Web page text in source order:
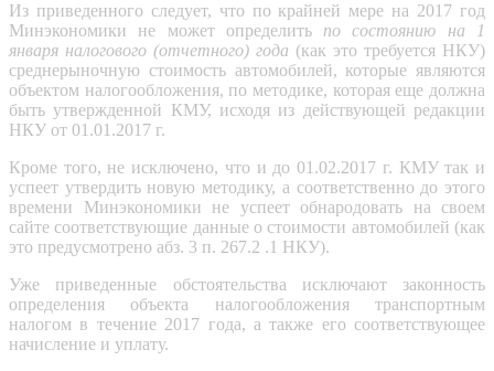
Из приведенного следует, что по крайней мере на 2017 год
Минэкономики не может определить по состоянию
на 1
января налогового (отчетного) года (как это требуется НКУ)
среднерыночную стоимость автомобилей, которые являются
объектом налогообложения, по методике, которая еще должна
быть утвержденной КМУ, исходя из действующей редакции
НКУ от 01.01.2017 г.
Кроме того, не исключено, что и до 01.02.2017 г. КМУ так и
успеет утвердить новую методику, а соответственно до этого
времени Минэкономики не успеет обнародовать на своем
сайте соответствующие данные о стоимости автомобилей (как
это предусмотрено абз. 3 п. 267.2 .1 НКУ).
Уже приведенные обстоятельства исключают законность
определения объекта налогообложения транспортным
налогом в течение 2017 года, а также его соответствующее
начисление и уплату.